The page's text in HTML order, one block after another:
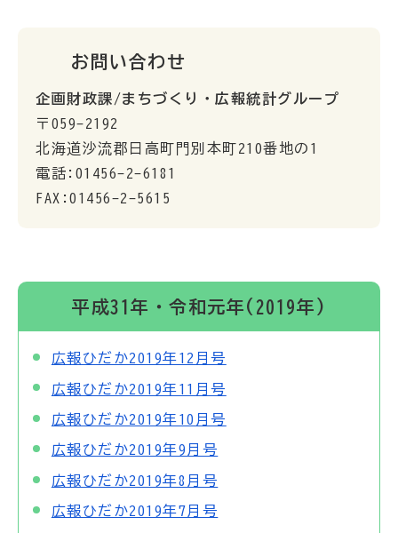
お問い合わせ
企画財政課/まちづくり・広報統計グループ
〒059-2192
北海道沙流郡日高町門別本町210番地の1
電話:01456-2-6181
FAX:01456-2-5615
平成31年・令和元年(2019年)
広報ひだか2019年12月号
広報ひだか2019年11月号
広報ひだか2019年10月号
広報ひだか2019年9月号
広報ひだか2019年8月号
広報ひだか2019年7月号